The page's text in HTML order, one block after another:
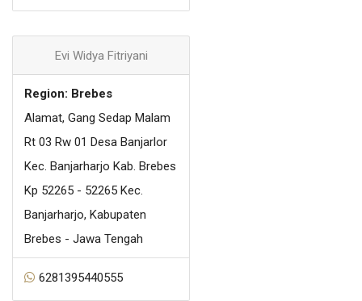
Evi Widya Fitriyani
Region: Brebes
Alamat, Gang Sedap Malam
Rt 03 Rw 01 Desa Banjarlor
Kec. Banjarharjo Kab. Brebes
Kp 52265 - 52265 Kec.
Banjarharjo, Kabupaten
Brebes - Jawa Tengah
6281395440555